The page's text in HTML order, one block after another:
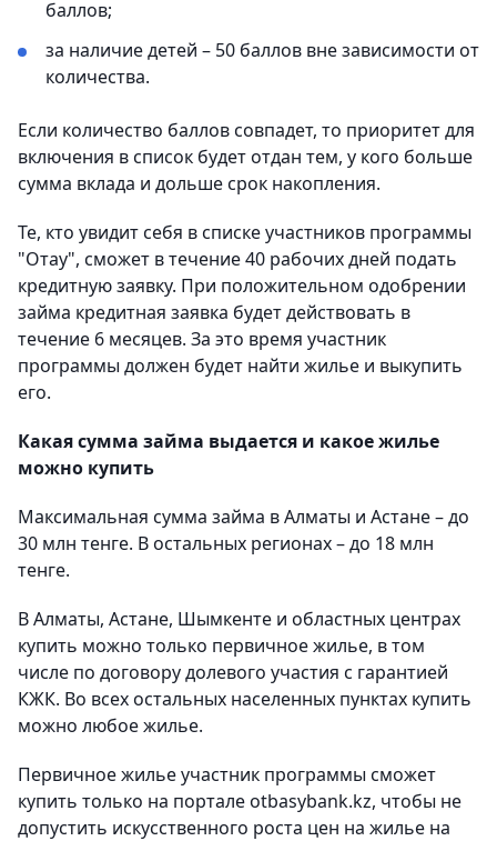
баллов;
за наличие детей – 50 баллов вне зависимости от
количества.
Если количество баллов совпадет, то приоритет для
включения в список будет отдан тем, у кого больше
сумма вклада и дольше срок накопления.
Те, кто увидит себя в списке участников программы
"Отау", сможет в течение 40 рабочих дней подать
кредитную заявку. При положительном одобрении
займа кредитная заявка будет действовать в
течение 6 месяцев. За это время участник
программы должен будет найти жилье и выкупить
его.
Какая сумма займа выдается и какое жилье
можно купить
Максимальная сумма займа в Алматы и Астане – до
30 млн тенге. В остальных регионах – до 18 млн
тенге.
В Алматы, Астане, Шымкенте и областных центрах
купить можно только первичное жилье, в том
числе по договору долевого участия с гарантией
КЖК. Во всех остальных населенных пунктах купить
можно любое жилье.
Первичное жилье участник программы сможет
купить только на портале otbasybank.kz, чтобы не
допустить искусственного роста цен на жилье на